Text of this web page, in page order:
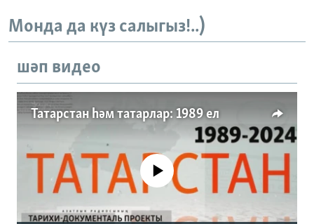
Монда да күз салыгыз!..)
шәп видео
Татарстан һәм татарлар: 1989 ел
No media source currently available